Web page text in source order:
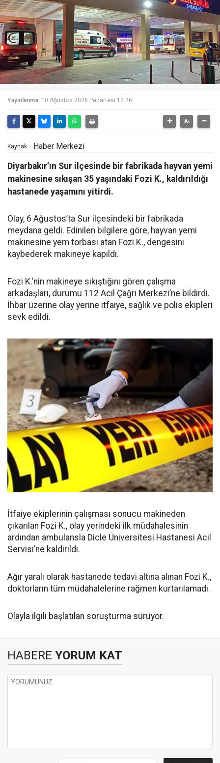
Yayınlanma: 10 Ağustos 2026 Pazartesi 12:46
Kaynak: Haber Merkezi
Diyarbakır’ın Sur ilçesinde bir fabrikada hayvan yemi
makinesine sıkışan 35 yaşındaki Fozi K., kaldırıldığı
hastanede yaşamını yitirdi.
Olay, 6 Ağustos’ta Sur ilçesindeki bir fabrikada
meydana geldi. Edinilen bilgilere göre, hayvan yemi
makinesine yem torbası atan Fozi K., dengesini
kaybederek makineye kapıldı.
Fozi K.’nin makineye sıkıştığını gören çalışma
arkadaşları, durumu 112 Acil Çağrı Merkezi’ne bildirdi.
İhbar üzerine olay yerine itfaiye, sağlık ve polis ekipleri
sevk edildi.
İtfaiye ekiplerinin çalışması sonucu makineden
çıkarılan Fozi K., olay yerindeki ilk müdahalesinin
ardından ambulansla Dicle Üniversitesi Hastanesi Acil
Servisi’ne kaldırıldı.
Ağır yaralı olarak hastanede tedavi altına alınan Fozi K.,
doktorların tüm müdahalelerine rağmen kurtarılamadı.
Olayla ilgili başlatılan soruşturma sürüyor.
HABERE YORUM KAT